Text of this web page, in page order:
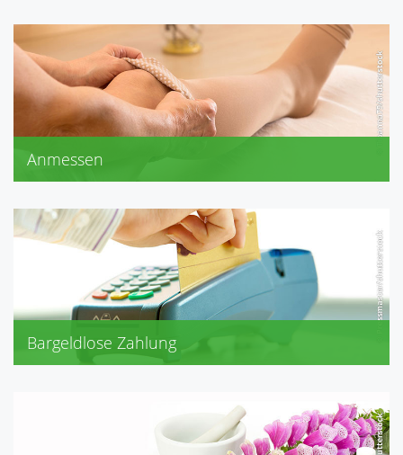
Hausapotheke
Kfz-Verbandskasten
Reiseapotheke
Anmessen
Kompressionsstrümpfe
Stützstrümpfe
Bargeldlose Zahlung